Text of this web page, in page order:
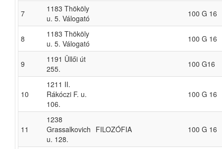
7
1183 Thököly
u. 5. Válogató
100 G 16
8
1183 Thököly
u. 5. Válogató
100 G 16
9
1191 Üllői út
255.
100 G16
10
1211 II.
Rákóczi F. u.
106.
100 G 16
11
1238
Grassalkovich
u. 128.
FILOZÓFIA 100 G 16